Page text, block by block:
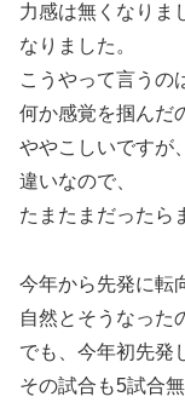
力感は無くなりま
なりました。
こうやって言うの
何か感覚を掴んだ
ややこしいですが
違いなので、
たまたまだったら
今年から先発に転
自然とそうなった
でも、今年初先発
その試合も5試合